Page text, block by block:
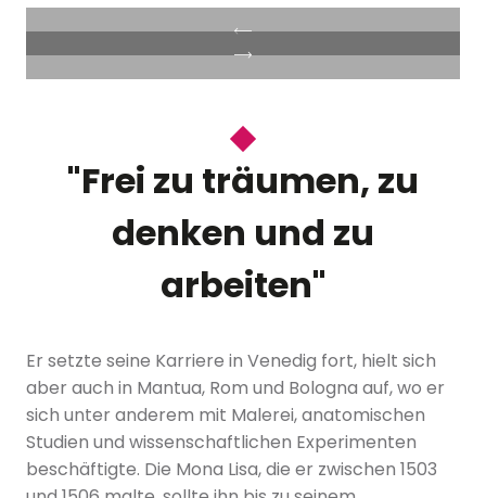
"Frei zu träumen, zu
denken und zu
arbeiten"
Er setzte seine Karriere in Venedig fort, hielt sich
aber auch in Mantua, Rom und Bologna auf, wo er
sich unter anderem mit Malerei, anatomischen
Studien und wissenschaftlichen Experimenten
beschäftigte. Die Mona Lisa, die er zwischen 1503